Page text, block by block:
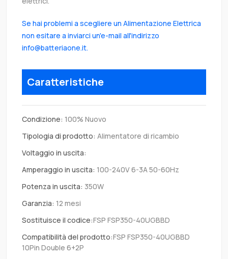
Se hai problemi a scegliere un Alimentazione Elettrica
non esitare a inviarci un'e-mail all'indirizzo
info@batteriaone.it.
Caratteristiche
Condizione: 100% Nuovo
Tipologia di prodotto: Alimentatore di ricambio
Voltaggio in uscita:
Amperaggio in uscita: 100-240V 6-3A 50-60Hz
Potenza in uscita: 350W
Garanzia: 12 mesi
Sostituisce il codice:FSP FSP350-40UGBBD
Compatibilità del prodotto:FSP FSP350-40UGBBD
10Pin Double 6+2P